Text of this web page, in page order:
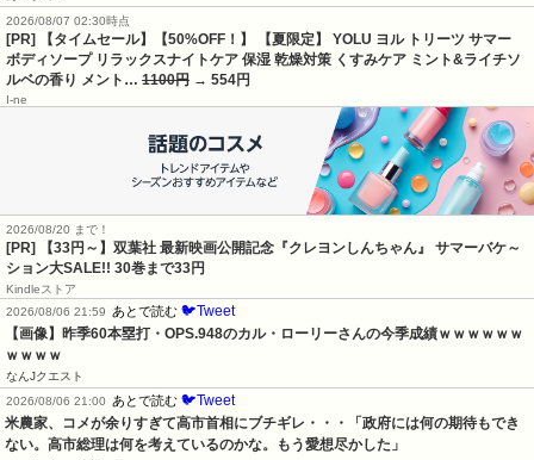
2026/08/07 02:30時点
[PR] 【タイムセール】【50%OFF！】 【夏限定】 YOLU ヨル トリーツ サマー
ボディソープ リラックスナイトケア 保湿 乾燥対策 くすみケア ミント&ライチソ
ルベの香り メント…1100円→ 554円
I-ne
2026/08/20 まで！
[PR]【33円～】双葉社 最新映画公開記念『クレヨンしんちゃん』 サマーバケ～
ション大SALE!! 30巻まで33円
Kindleストア
2026/08/06 21:59 あとで読む 🐦Tweet
【画像】昨季60本塁打・OPS.948のカル・ローリーさんの今季成績ｗｗｗｗｗｗ
ｗｗｗｗ
なんJクエスト
2026/08/06 21:00 あとで読む 🐦Tweet
米農家、コメが余りすぎて高市首相にブチギレ・・・「政府には何の期待もでき
ない。高市総理は何を考えているのかな。もう愛想尽かした」
オレ的ゲーム速報＠刃